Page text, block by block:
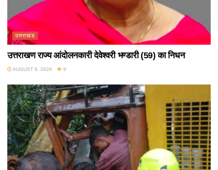
उत्तराखंड
उत्तराखण राज्य आंदोलनकारी देवेश्वरी भण्डारी (59) का निधन
AUGUST 6, 2026 9